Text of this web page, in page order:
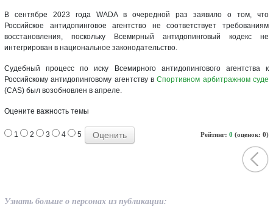
В сентябре 2023 года WADA в очередной раз заявило о том, что
Российское антидопинговое агентство не соответствует требованиям
восстановления, поскольку Всемирный антидопинговый кодекс не
интегрирован в национальное законодательство.
Судебный процесс по иску Всемирного антидопингового агентства к
Российскому антидопинговому агентству вСпортивном арбитражном суде
(CAS) был возобновлен в апреле.
Оцените важность темы
Рейтинг: 0 (оценок: 0)
1 2 3 4 5
Узнать больше о персонах из публикации: